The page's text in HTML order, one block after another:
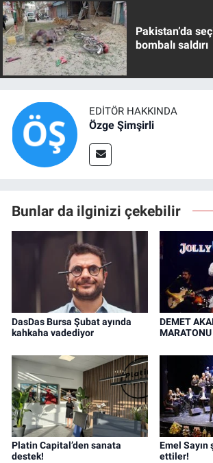
Pakistan’da
bombalı saldırı
EDITÖR HAKKINDA
Özge Şimşirli
Bunlar da ilginizi çekebilir
DasDas Bursa Şubat ayında
kahkaha vadediyor
DEMET
Platin Capital’den sanata
destek!
Emel Sayın
ettiler!